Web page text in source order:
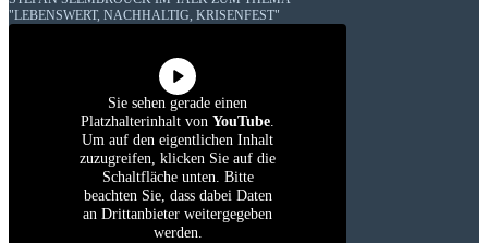
"LEBENSWERT, NACHHALTIG, KRISENFEST"
Sie sehen gerade einen
Platzhalterinhalt von YouTube.
Um auf den eigentlichen Inhalt
zuzugreifen, klicken Sie auf die
Schaltfläche unten. Bitte
beachten Sie, dass dabei Daten
an Drittanbieter weitergegeben
werden.